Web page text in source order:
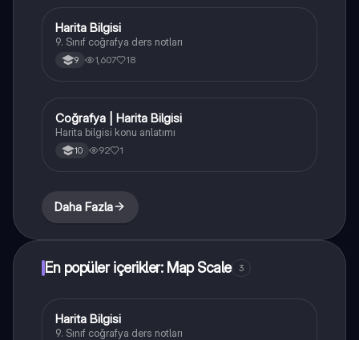
Coğrafya
Harita Bilgisi
9. Sınıf coğrafya ders notları
9 1,607 18
Coğrafya
Coğrafya | Harita Bilgisi
Harita bilgisi konu anlatımı
10 92 1
Daha Fazla
En popüler içerikler: Map Scale 3
Coğrafya
Harita Bilgisi
9. Sınıf coğrafya ders notları